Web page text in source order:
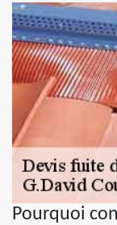
Pourquoi